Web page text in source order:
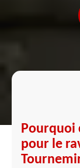
Pourquoi
pour le